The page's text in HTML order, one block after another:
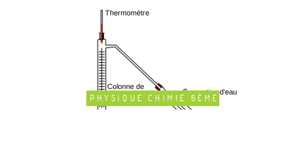
PHYSIQUE CHIMIE 6ÈME